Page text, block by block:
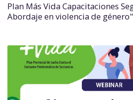
Plan Más Vida Capacitaciones
Abordaje en violencia de género"